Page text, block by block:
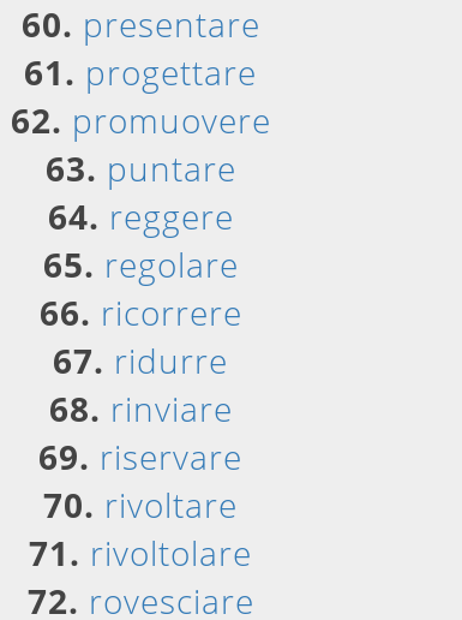
60. presentare
61. progettare
62. promuovere
63. puntare
64. reggere
65. regolare
66. ricorrere
67. ridurre
68. rinviare
69. riservare
70. rivoltare
71. rivoltolare
72. rovesciare